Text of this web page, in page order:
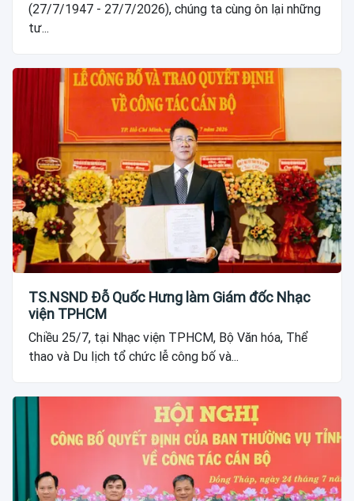
(27/7/1947 - 27/7/2026), chúng ta cùng ôn lại những
tư...
TS.NSND Đỗ Quốc Hưng làm Giám đốc Nhạc
viện TPHCM
Chiều 25/7, tại Nhạc viện TPHCM, Bộ Văn hóa, Thể
thao và Du lịch tổ chức lễ công bố và...